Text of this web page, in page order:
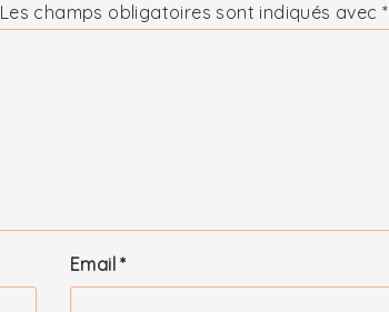
Les champs obligatoires sont indiqués avec*
Email*